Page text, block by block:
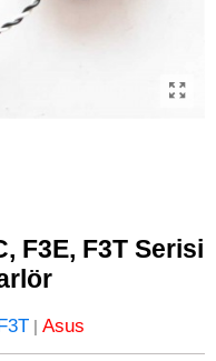
F3E, F3T Serisi
| Asus